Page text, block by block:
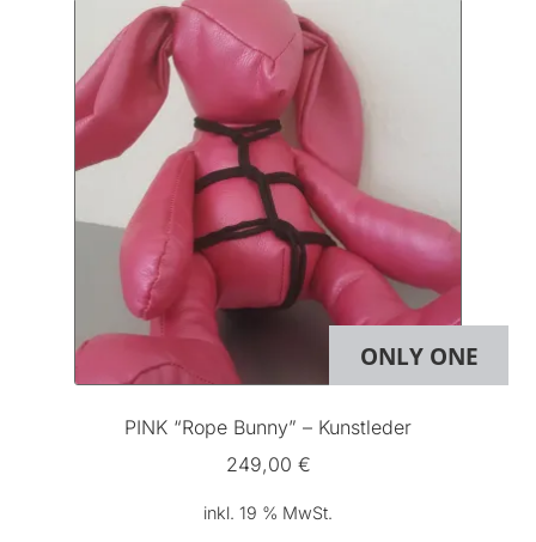
ONLY ONE
PINK “Rope Bunny” – Kunstleder
249,00 €
inkl. 19 % MwSt.